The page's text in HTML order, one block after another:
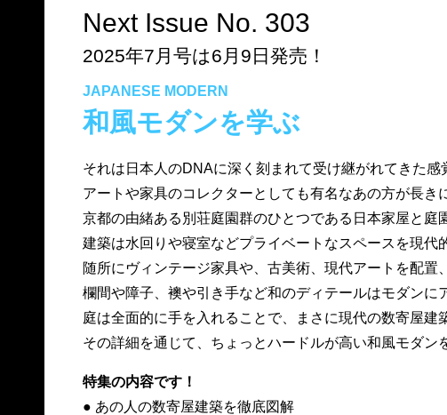
Next Issue No. 303
2025年7月号は6月9日発売！
JAPANESE MODERN
和風モダンを学ぶ
それは日本人のDNAに深く刻まれて受け継がれてきた感
アートや家具のコレクターとしても有名なあの方が長き
京都の由緒ある別荘庭園群のひとつである日本家屋と庭
建築は水回りや寝室などプライベートなスペースを現代
随所にヴィンテージ家具や、古美術、現代アートを配置、
欄間や障子、襖や引き手など和のディテールはモダンに
庭は全面的に手を入れることで、まさに現代の数寄屋建
その詳細を通じて、ちょっとハードルが高い和風モダン
特集の内容です！
● あの人の数寄屋建築を徹底図解